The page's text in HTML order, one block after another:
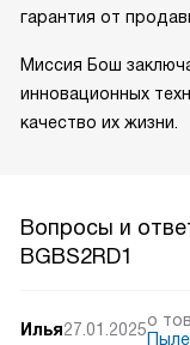
гарантия от
Миссия Бош
инновационных
качество их жизни.
Вопросы и
BGBS2RD1
Илья27.01.2025о